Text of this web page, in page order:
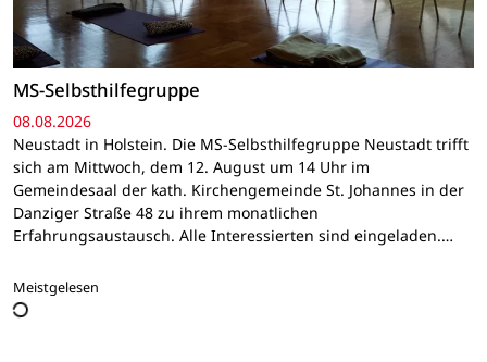
MS-Selbsthilfegruppe
08.08.2026
Neustadt in Holstein. Die MS-Selbsthilfegruppe Neustadt trifft
sich am Mittwoch, dem 12. August um 14 Uhr im
Gemeindesaal der kath. Kirchengemeinde St. Johannes in der
Danziger Straße 48 zu ihrem monatlichen
Erfahrungsaustausch. Alle Interessierten sind eingeladen.…
Meistgelesen